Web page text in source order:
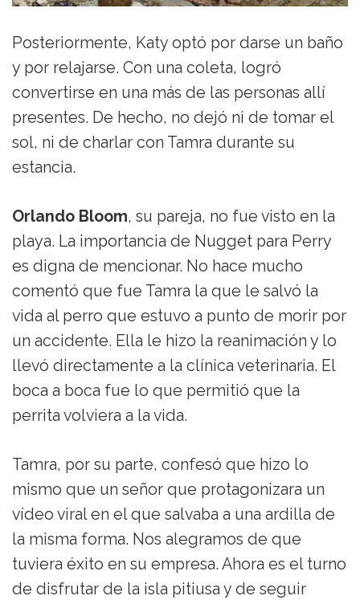
Posteriormente, Katy optó por darse un baño
y por relajarse. Con una coleta, logró
convertirse en una más de las personas allí
presentes. De hecho, no dejó ni de tomar el
sol, ni de charlar con Tamra durante su
estancia.
Orlando Bloom, su pareja, no fue visto en la
playa. La importancia de Nugget para Perry
es digna de mencionar. No hace mucho
comentó que fue Tamra la que le salvó la
vida al perro que estuvo a punto de morir por
un accidente. Ella le hizo la reanimación y lo
llevó directamente a la clínica veterinaria. El
boca a boca fue lo que permitió que la
perrita volviera a la vida.
Tamra, por su parte, confesó que hizo lo
mismo que un señor que protagonizara un
vídeo viral en el que salvaba a una ardilla de
la misma forma. Nos alegramos de que
tuviera éxito en su empresa. Ahora es el turno
de disfrutar de la isla pitiusa y de seguir